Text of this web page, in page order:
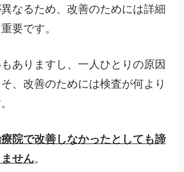
なるため、改善のためには詳細
要です。
ありますし、一人ひとりの原因
、改善のためには検査が何より
院で改善しなかったとしても諦
せん。